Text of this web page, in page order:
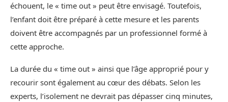
échouent, le « time out » peut être envisagé. Toutefois,
l’enfant doit être préparé à cette mesure et les parents
doivent être accompagnés par un professionnel formé à
cette approche.
La durée du « time out » ainsi que l’âge approprié pour y
recourir sont également au cœur des débats. Selon les
experts, l’isolement ne devrait pas dépasser cinq minutes,